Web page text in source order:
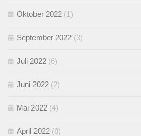
Oktober 2022 (1)
September 2022 (3)
Juli 2022 (6)
Juni 2022 (2)
Mai 2022 (4)
April 2022 (8)